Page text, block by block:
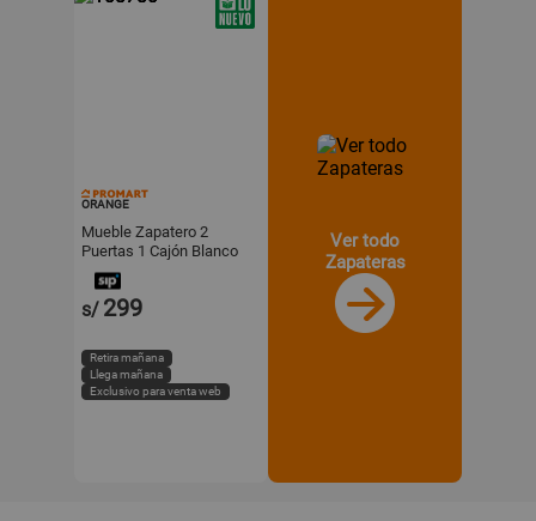
ORANGE
Mueble Zapatero 2
Puertas 1 Cajón Blanco
75x30x128.5cm Orange
s/ 299
Retira mañana
Llega mañana
Exclusivo para venta web
Ver todo
Zapateras